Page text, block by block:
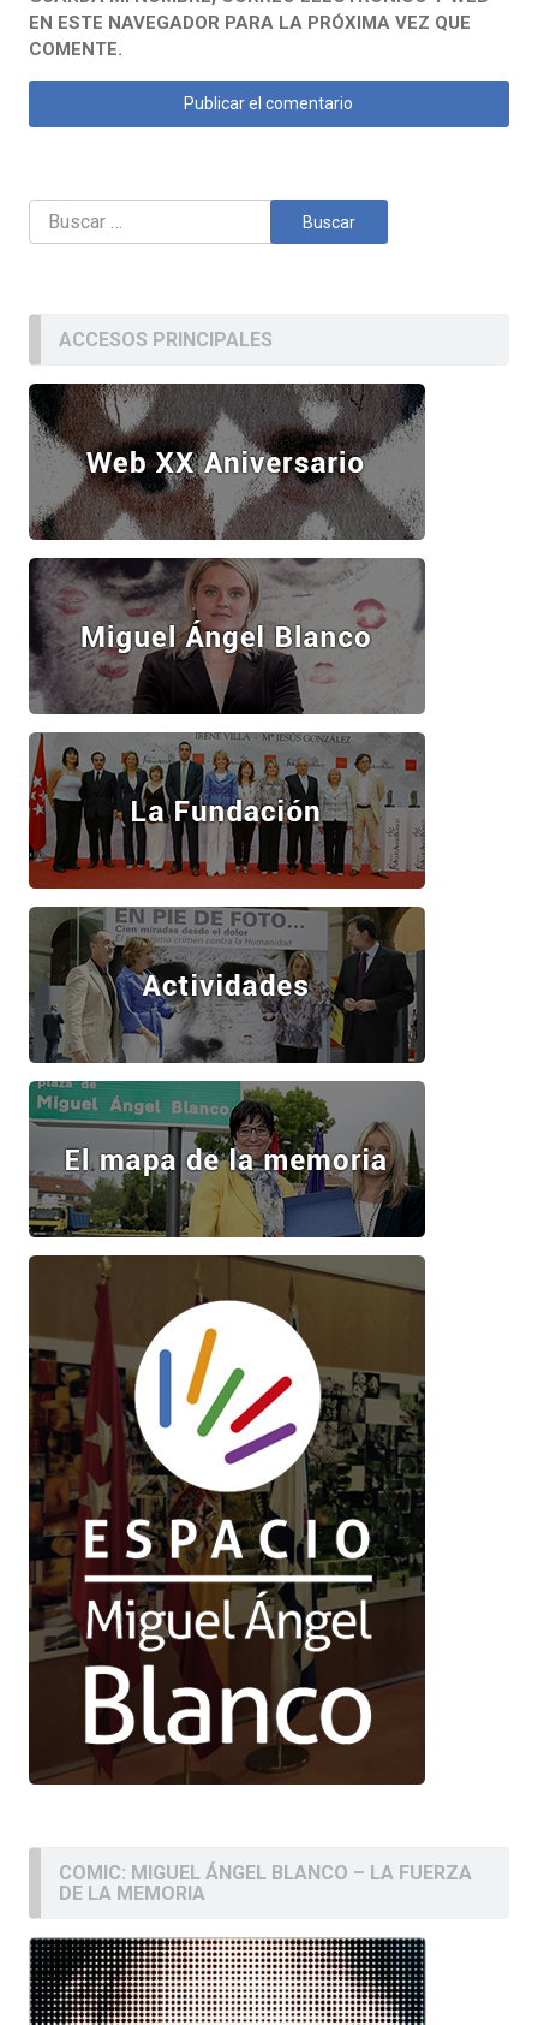
EN ESTE NAVEGADOR PARA LA PRÓXIMA VEZ QUE
COMENTE.
Buscar:
ACCESOS PRINCIPALES
COMIC: MIGUEL ÁNGEL BLANCO – LA FUERZA
DE LA MEMORIA